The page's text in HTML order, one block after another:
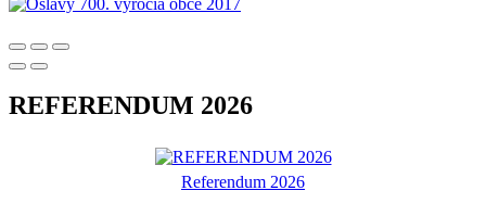
REFERENDUM 2026
Referendum 2026